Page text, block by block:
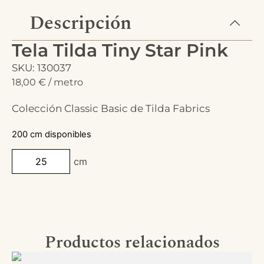
Descripción
Tela Tilda Tiny Star Pink
SKU: 130037
18,00 € / metro
Colección Classic Basic de Tilda Fabrics
200 cm disponibles
cm
Productos relacionados